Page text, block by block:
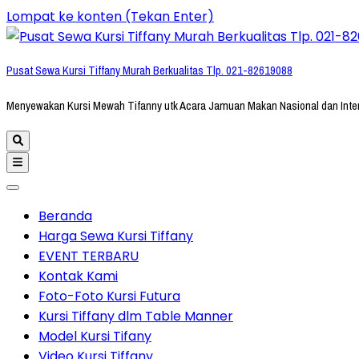
Lompat ke konten (Tekan Enter)
Pusat Sewa Kursi Tiffany Murah Berkualitas Tlp. 021-82619088
Menyewakan Kursi Mewah Tifanny utk Acara Jamuan Makan Nasional dan
Beranda
Harga Sewa Kursi Tiffany
EVENT TERBARU
Kontak Kami
Foto-Foto Kursi Futura
Kursi Tiffany dlm Table Manner
Model Kursi Tifany